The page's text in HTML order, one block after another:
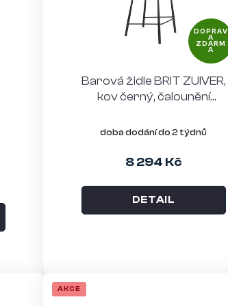
DOPRAV
A
ZDARM
A
Barová židle BRIT ZUIVER,
kov černý, čalounění
doba dodání do 2 týdnů
8 294 Kč
DETAIL
AKCE